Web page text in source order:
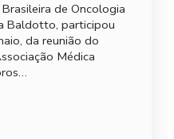
de Oncologia
Baldotto, participou
da reunião do
Médica